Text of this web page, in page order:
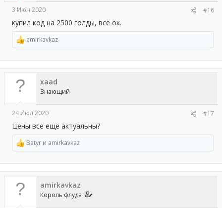
3 Июн 2020 #16
купил код на 2500 голды, все ок.
Р
е
а
к
ц
и
и
amirkavkaz
xaad
Знающий
24 Июл 2020 #17
Цены все ещё актуальны?
Р
е
а
к
ц
и
и
Batyr и amirkavkaz
amirkavkaz
Король флуда